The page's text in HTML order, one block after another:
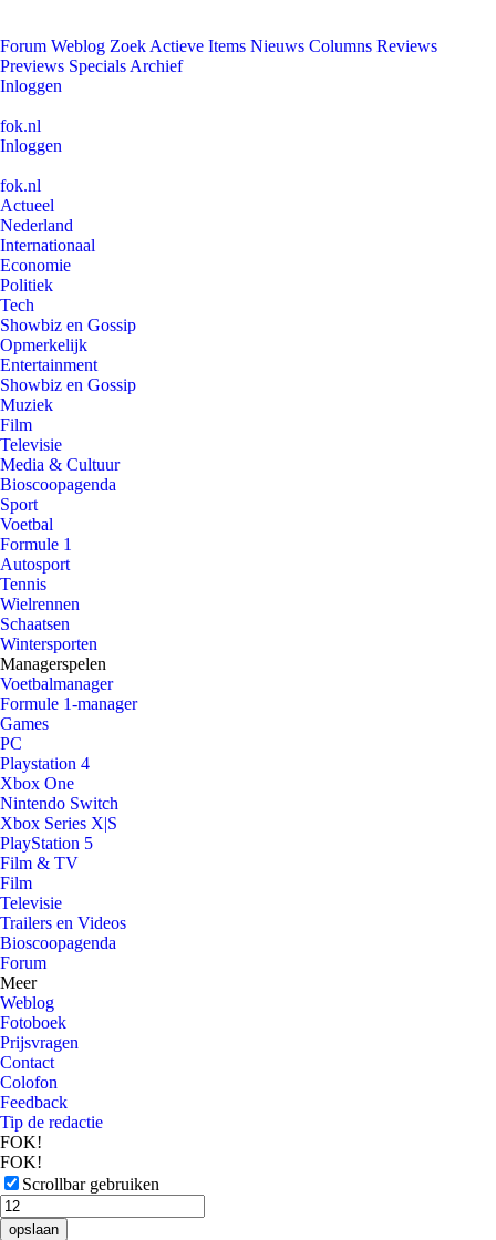
Forum Weblog Zoek Actieve Items Nieuws Columns Reviews
Previews Specials Archief
Inloggen
fok.nl
Inloggen
fok.nl
Actueel
Nederland
Internationaal
Economie
Politiek
Tech
Showbiz en Gossip
Opmerkelijk
Entertainment
Showbiz en Gossip
Muziek
Film
Televisie
Media & Cultuur
Bioscoopagenda
Sport
Voetbal
Formule 1
Autosport
Tennis
Wielrennen
Schaatsen
Wintersporten
Managerspelen
Voetbalmanager
Formule 1-manager
Games
PC
Playstation 4
Xbox One
Nintendo Switch
Xbox Series X|S
PlayStation 5
Film & TV
Film
Televisie
Trailers en Videos
Bioscoopagenda
Forum
Meer
Weblog
Fotoboek
Prijsvragen
Contact
Colofon
Feedback
Tip de redactie
FOK!
FOK!
Scrollbar gebruiken
opslaan